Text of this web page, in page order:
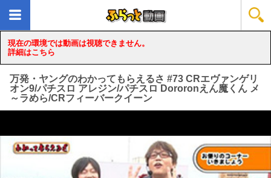
現在の環境では動画は視聴できません。
詳細はこちら
万発・ヤングのわかってもらえるさ #73 CRエヴァンゲリ
オン9/パチスロ アレジン/パチスロ Dororonえん魔くん メ
～ラめら/CRフィーバークイーン